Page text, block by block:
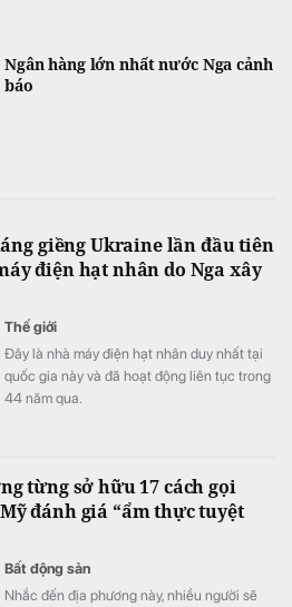
Ngân hàng lớn nhất nước Nga cảnh
báo
giềng Ukraine lần đầu tiên
điện hạt nhân do Nga xây
Thế giới
Đây là nhà máy điện hạt nhân duy nhất tại
quốc gia này và đã hoạt động liên tục trong
44 năm qua.
từng sở hữu 17 cách gọi
đánh giá “ẩm thực tuyệt
Bất động sản
Nhắc đến địa phương này, nhiều người sẽ